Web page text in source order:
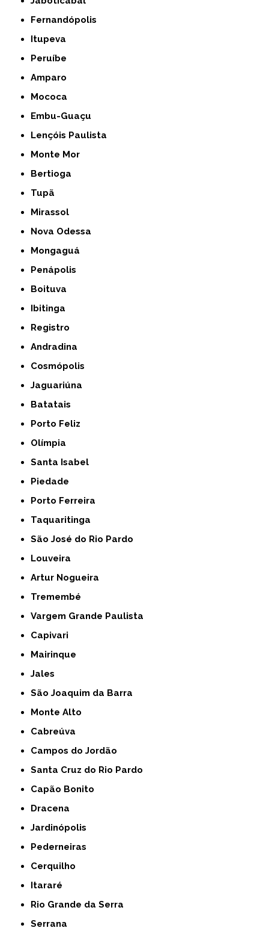
Fernandópolis
Itupeva
Peruíbe
Amparo
Mococa
Embu-Guaçu
Lençóis Paulista
Monte Mor
Bertioga
Tupã
Mirassol
Nova Odessa
Mongaguá
Penápolis
Boituva
Ibitinga
Registro
Andradina
Cosmópolis
Jaguariúna
Batatais
Porto Feliz
Olímpia
Santa Isabel
Piedade
Porto Ferreira
Taquaritinga
São José do Rio Pardo
Louveira
Artur Nogueira
Tremembé
Vargem Grande Paulista
Capivari
Mairinque
Jales
São Joaquim da Barra
Monte Alto
Cabreúva
Campos do Jordão
Santa Cruz do Rio Pardo
Capão Bonito
Dracena
Jardinópolis
Pederneiras
Cerquilho
Itararé
Rio Grande da Serra
Serrana